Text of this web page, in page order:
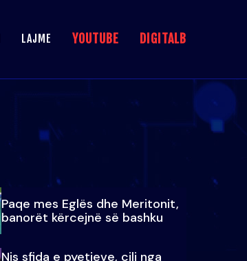
LAJME YOUTUBE DIGITALB
Paqe mes Eglës dhe Meritonit,
banorët kërcejnë së bashku
Nis sfida e pyetjeve, cili nga